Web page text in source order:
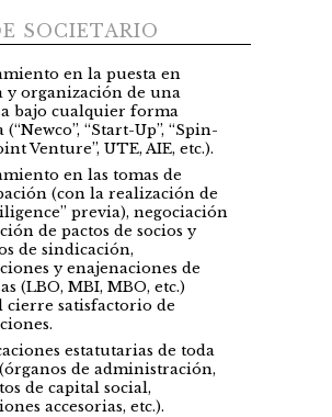
SOCIETARIO
en la puesta en
y organización de una
bajo cualquier forma
“Start-Up”, “Spin-
Venture”, UTE, AIE, etc.).
en las tomas de
(con la realización de
previa), negociación
de pactos de socios y
de sindicación,
y enajenaciones de
(LBO, MBI, MBO, etc.)
cierre satisfactorio de
estatutarias de toda
de administración,
de capital social,
accesorias, etc.).